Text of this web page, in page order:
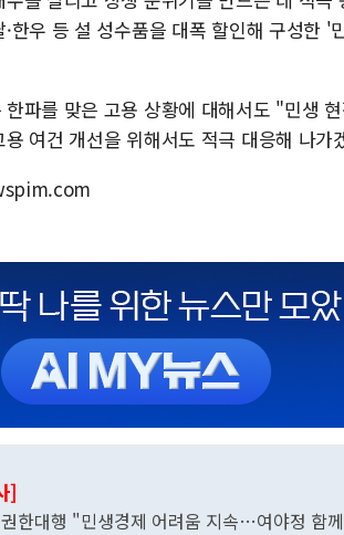
·한우 등 설 성수품을 대폭 할인해 구성한
한파를 맞은 고용 상황에 대해서도 "민생
용 여건 개선을 위해서도 적극 대응해 나가
]
한대행 "민생경제 어려움 지속…여야정 함